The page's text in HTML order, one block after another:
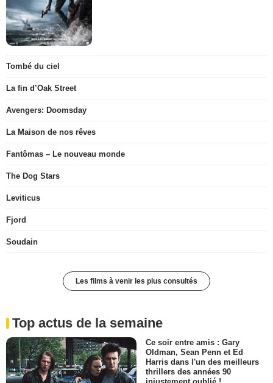
Tombé du ciel
La fin d’Oak Street
Avengers: Doomsday
La Maison de nos rêves
Fantômas – Le nouveau monde
The Dog Stars
Leviticus
Fjord
Soudain
Les films à venir les plus consultés
Top actus de la semaine
Ce soir entre amis : Gary
Oldman, Sean Penn et Ed
Harris dans l'un des meilleurs
thrillers des années 90